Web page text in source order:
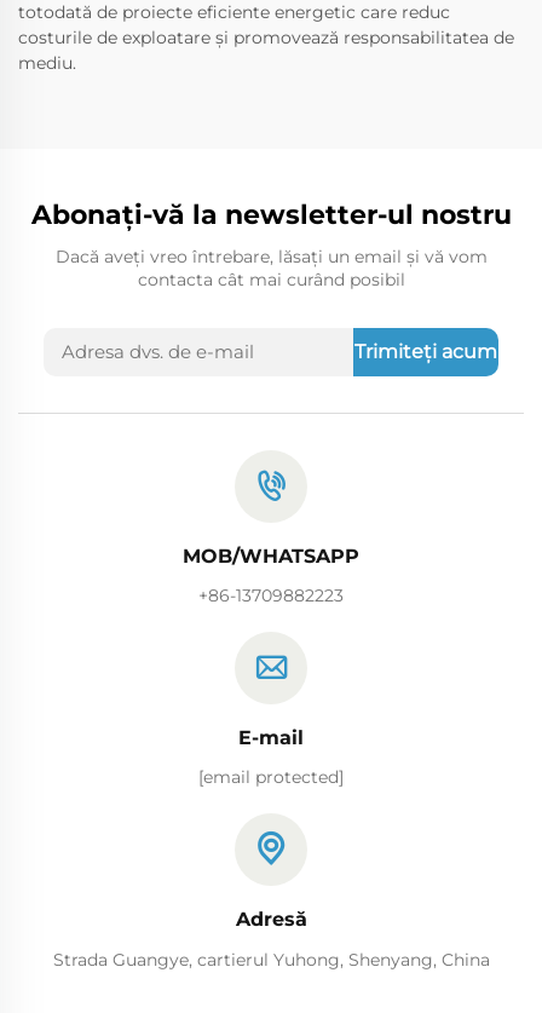
totodată de proiecte eficiente energetic care reduc
costurile de exploatare și promovează responsabilitatea de
mediu.
Abonați-vă la newsletter-ul nostru
Dacă aveți vreo întrebare, lăsați un email și vă vom
contacta cât mai curând posibil
Trimiteți acum
MOB/WHATSAPP
+86-13709882223
E-mail
[email protected]
Adresă
Strada Guangye, cartierul Yuhong, Shenyang, China